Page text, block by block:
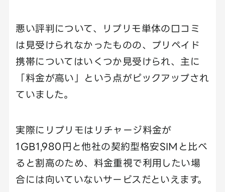
悪い評判について、リプリモ単体の口コミ
は見受けられなかったものの、プリペイド
携帯についてはいくつか見受けられ、主に
「料金が高い」という点がピックアップされ
ていました。
実際にリプリモはリチャージ料金が
1GB1,980円と他社の契約型格安SIMと比べ
ると割高のため、料金重視で利用したい場
合には向いていないサービスだといえます。